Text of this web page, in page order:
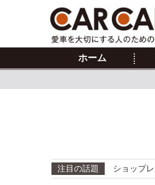
ホーム
注目の話題 ショップ